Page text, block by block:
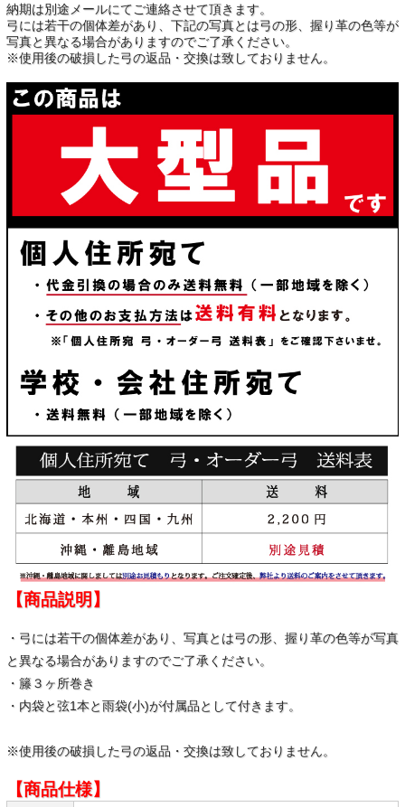
納期は別途メールにてご連絡させて頂きます。
弓には若干の個体差があり、下記の写真とは弓の形、握り革の色等が
写真と異なる場合がありますのでご了承ください。
※使用後の破損した弓の返品・交換は致しておりません。
【商品説明】
・弓には若干の個体差があり、写真とは弓の形、握り革の色等が写真
と異なる場合がありますのでご了承ください。
・籐３ヶ所巻き
・内袋と弦1本と雨袋(小)が付属品として付きます。
※使用後の破損した弓の返品・交換は致しておりません。
【商品仕様】